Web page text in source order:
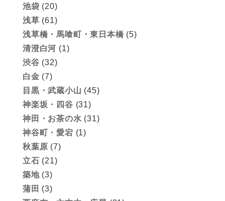
池袋 (20)
浅草 (61)
浅草橋・馬喰町・東日本橋 (5)
清澄白河 (1)
渋谷 (32)
白金 (7)
目黒・武蔵小山 (45)
神楽坂・四谷 (31)
神田・お茶の水 (31)
神谷町・愛宕 (1)
秋葉原 (7)
立石 (21)
築地(3)
蒲田 (3)